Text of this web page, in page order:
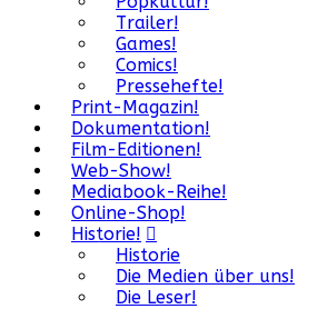
Trailer!
Games!
Comics!
Pressehefte!
Print-Magazin!
Dokumentation!
Film-Editionen!
Web-Show!
Mediabook-Reihe!
Online-Shop!
Historie!
Historie
Die Medien über uns!
Die Leser!